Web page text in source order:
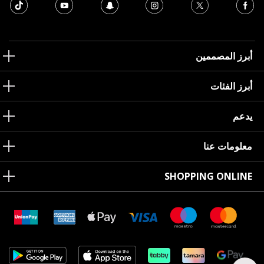
أبرز المصممين
أبرز الفئات
يدعم
معلومات عنا
SHOPPING ONLINE